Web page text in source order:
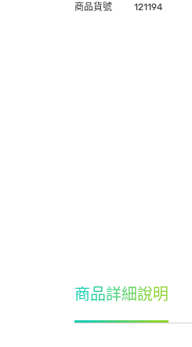
商品貨號 121194
商品詳細說明